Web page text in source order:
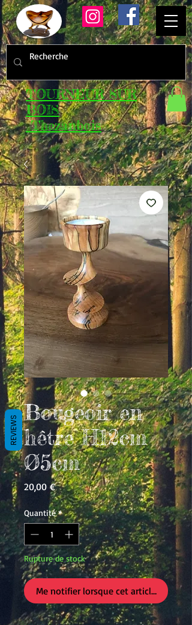
TOURNEUR SUR
BOIS
Thezanbois
Bougeoir en
hêtre H12cm
Ø5cm
20,00 €Prix
Quantité *
Rupture de stock
Me notifier lorsque cet article est
REVIEWS